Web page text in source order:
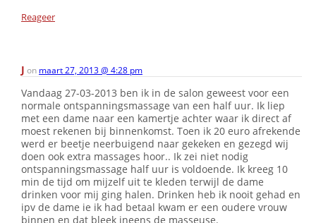
Reageer
J on maart 27, 2013 @ 4:28 pm
Vandaag 27-03-2013 ben ik in de salon geweest voor een
normale ontspanningsmassage van een half uur. Ik liep
met een dame naar een kamertje achter waar ik direct af
moest rekenen bij binnenkomst. Toen ik 20 euro afrekende
werd er beetje neerbuigend naar gekeken en gezegd wij
doen ook extra massages hoor.. Ik zei niet nodig
ontspanningsmassage half uur is voldoende. Ik kreeg 10
min de tijd om mijzelf uit te kleden terwijl de dame
drinken voor mij ging halen. Drinken heb ik nooit gehad en
ipv de dame ie ik had betaal kwam er een oudere vrouw
binnen en dat bleek ineens de masseuse.